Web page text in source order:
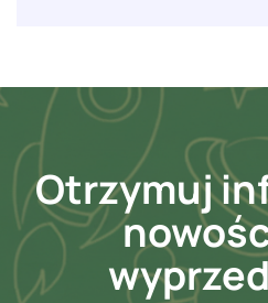
Otrzymuj